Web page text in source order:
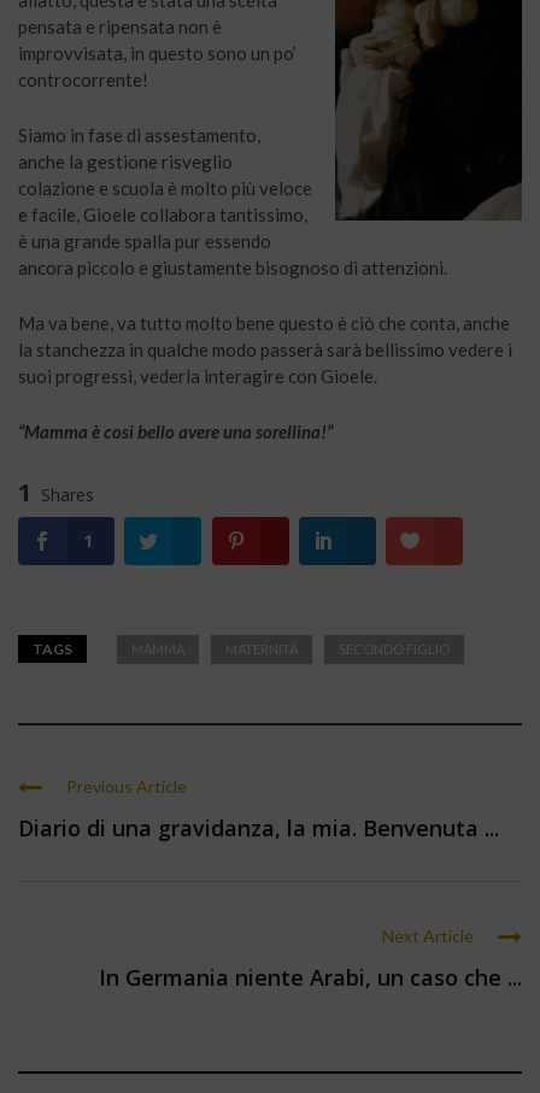
pensata e ripensata non è
improvvisata, in questo sono un po’
controcorrente!
Siamo in fase di assestamento,
anche la gestione risveglio
colazione e scuola è molto più veloce
e facile, Gioele collabora tantissimo,
è una grande spalla pur essendo
ancora piccolo e giustamente bisognoso di attenzioni.
Ma va bene, va tutto molto bene questo è ciò che conta, anche
la stanchezza in qualche modo passerà sarà bellissimo vedere i
suoi progressi, vederla interagire con Gioele.
“Mamma è cosi bello avere una sorellina!”
1
Shares
1
TAGS MAMMA MATERNITÀ SECONDO FIGLIO
Previous Article
Diario di una gravidanza, la mia. Benvenuta ...
Next Article
In Germania niente Arabi, un caso che ...